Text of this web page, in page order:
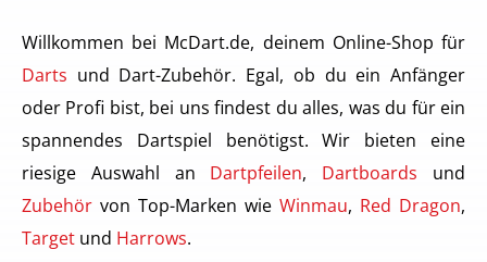
Willkommen bei McDart.de, deinem Online-Shop für
Darts und Dart-Zubehör. Egal, ob du ein Anfänger
oder Profi bist, bei uns findest du alles, was du für ein
spannendes Dartspiel benötigst. Wir bieten eine
riesige Auswahl an Dartpfeilen, Dartboards und
Zubehör von Top-Marken wie Winmau, Red Dragon,
Target und Harrows.